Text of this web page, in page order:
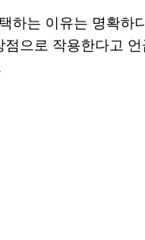
하는 이유는 명확
으로 작용한다고